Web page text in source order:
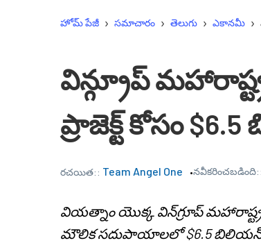
హోమ్ పేజీ › సమాచారం › తెలుగు › ఎకానమీ ›
విన్గ్రూప్
ప్రాజెక్ట్ కోసం $6.5
రచయిత:: Team Angel One నవీకరించబడింది::
వియత్నాం యొక్క విన్‌గ్రూప్
మౌలిక సదుపాయాలలో $6.5 బిలియన్